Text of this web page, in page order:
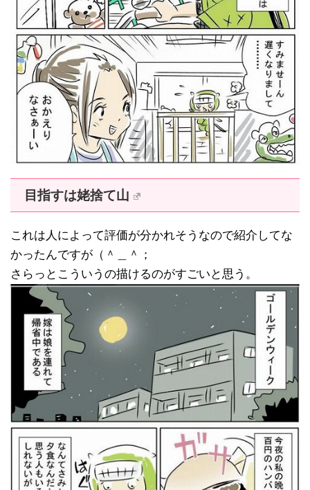
目指すは姥捨て山
これは人によって評価が分かれそうなので紹介してな
かったんですが（＾＿＾；
さらっとこういうの描けるのがすごいと思う。